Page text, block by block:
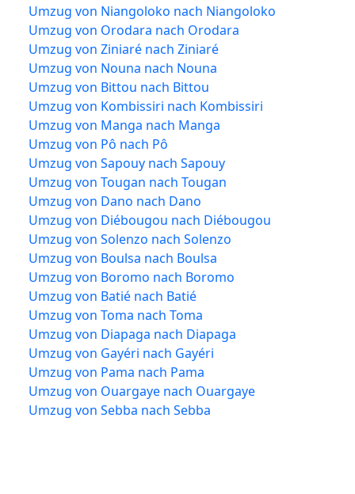
Umzug von Niangoloko nach Niangoloko
Umzug von Orodara nach Orodara
Umzug von Ziniaré nach Ziniaré
Umzug von Nouna nach Nouna
Umzug von Bittou nach Bittou
Umzug von Kombissiri nach Kombissiri
Umzug von Manga nach Manga
Umzug von Pô nach Pô
Umzug von Sapouy nach Sapouy
Umzug von Tougan nach Tougan
Umzug von Dano nach Dano
Umzug von Diébougou nach Diébougou
Umzug von Solenzo nach Solenzo
Umzug von Boulsa nach Boulsa
Umzug von Boromo nach Boromo
Umzug von Batié nach Batié
Umzug von Toma nach Toma
Umzug von Diapaga nach Diapaga
Umzug von Gayéri nach Gayéri
Umzug von Pama nach Pama
Umzug von Ouargaye nach Ouargaye
Umzug von Sebba nach Sebba